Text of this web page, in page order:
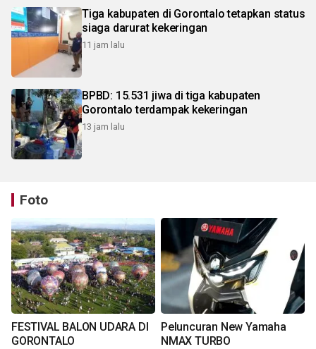
Tiga kabupaten di Gorontalo tetapkan status
siaga darurat kekeringan
11 jam lalu
BPBD: 15.531 jiwa di tiga kabupaten
Gorontalo terdampak kekeringan
13 jam lalu
Foto
FESTIVAL BALON UDARA DI
GORONTALO
Peluncuran New Yamaha
NMAX TURBO